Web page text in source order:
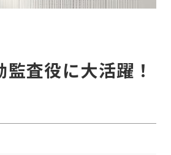
査役に大活躍！